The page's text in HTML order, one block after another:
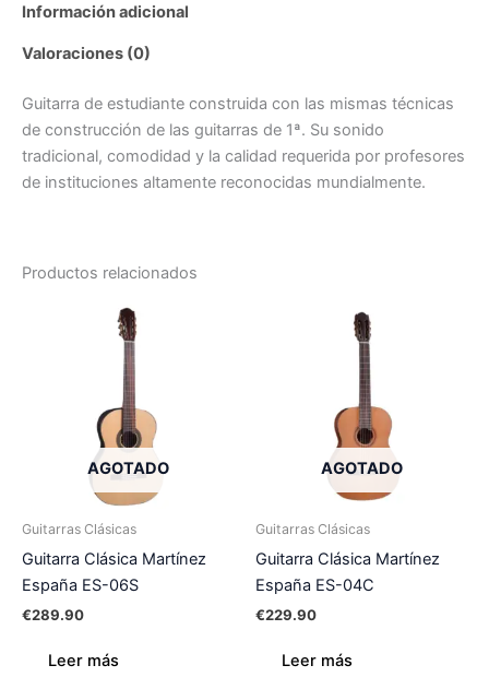
Información adicional
Valoraciones (0)
Guitarra de estudiante construida con las mismas técnicas
de construcción de las guitarras de 1ª. Su sonido
tradicional, comodidad y la calidad requerida por profesores
de instituciones altamente reconocidas mundialmente.
Productos relacionados
AGOTADO
Guitarras Clásicas
Guitarra Clásica Martínez
España ES-06S
€289.90
Leer más
AGOTADO
Guitarras Clásicas
Guitarra Clásica Martínez
España ES-04C
€229.90
Leer más